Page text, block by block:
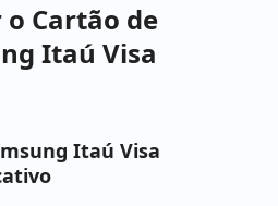
Cartão de
Itaú Visa
Itaú Visa